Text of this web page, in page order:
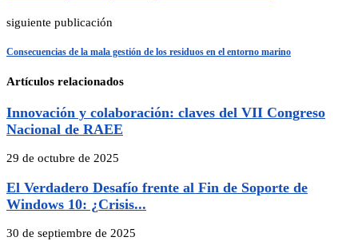
siguiente publicación
Consecuencias de la mala gestión de los residuos en el entorno marino
Artículos relacionados
Innovación y colaboración: claves del VII Congreso
Nacional de RAEE
29 de octubre de 2025
El Verdadero Desafío frente al Fin de Soporte de
Windows 10: ¿Crisis...
30 de septiembre de 2025